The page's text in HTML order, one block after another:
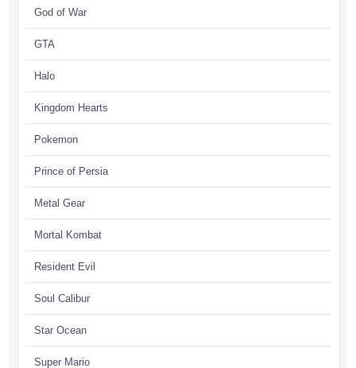
God of War
GTA
Halo
Kingdom Hearts
Pokemon
Prince of Persia
Metal Gear
Mortal Kombat
Resident Evil
Soul Calibur
Star Ocean
Super Mario